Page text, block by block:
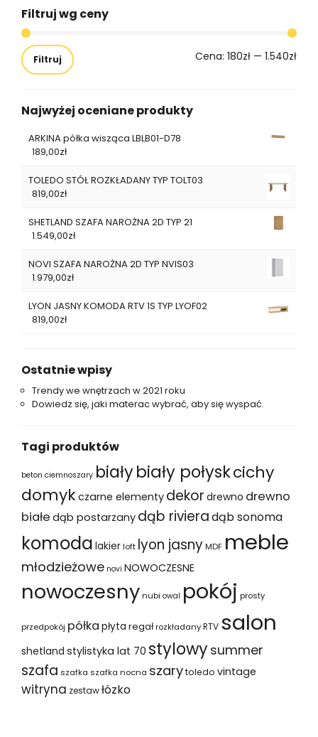
Filtruj wg ceny
Filtruj Cena: 180zł — 1.540zł
Najwyżej oceniane produkty
ARKINA półka wisząca LBLB01-D78
189,00zł
TOLEDO STÓŁ ROZKŁADANY TYP TOLT03
819,00zł
SHETLAND SZAFA NAROŻNA 2D TYP 21
1.549,00zł
NOVI SZAFA NAROŻNA 2D TYP NVIS03
1.979,00zł
LYON JASNY KOMODA RTV 1S TYP LYOF02
819,00zł
Ostatnie wpisy
Trendy we wnętrzach w 2021 roku
Dowiedz się, jaki materac wybrać, aby się wyspać.
Tagi produktów
beton ciemnoszary białybiały połyskcichy
domykczarne elementy dekor drewno drewno
białe dąb postarzany dąb rivieradąb sonoma
komoda lakierloft lyon jasny MDF meble
młodzieżowe novi NOWOCZESNE
nowoczesnynubi owal pokój prosty
przedpokój półka płyta regałrozkładanyRTV salon
shetland stylistyka lat 70 stylowysummer
szafa szafka szafka nocna szarytoledo vintage
witryna zestawłózko